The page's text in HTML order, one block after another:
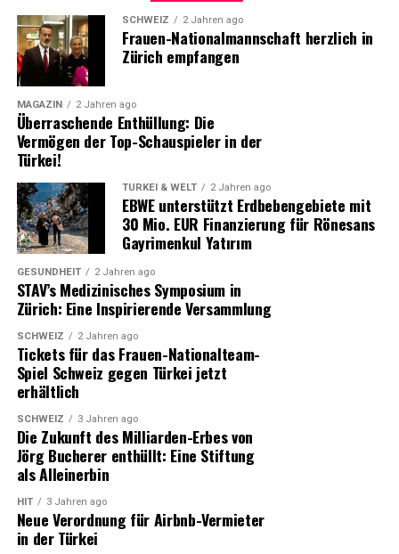
Insgesamt erfüllen Autoversicherungen die
Erwartungen ihrer Kunden gut und erhalten eine
durchschnittliche Zufriedenheitsnote von 5.2 von 6. Die
Mobiliar führt das Ranking an, gefolgt von Simpego,
Smile, Vaudoise, AXA und Baloise.
Die Studie von bonus.ch bietet einen tiefen Einblick in
die aktuellen Trends und Vorlieben der Schweizer
Bevölkerung in Bezug auf Elektroautos und
Autoversicherungen.
SCHWEIZ 2 Jahren ago
Frauen-Nationalmannschaft herzlich in
Zürich empfangen
MAGAZIN 2 Jahren ago
Überraschende Enthüllung: Die
Vermögen der Top-Schauspieler in der
Türkei!
TÜRKEI & WELT 2 Jahren ago
EBWE unterstützt Erdbebengebiete mit
30 Mio. EUR Finanzierung für Rönesans
Gayrimenkul Yatırım
GESUNDHEIT 2 Jahren ago
STAV’s Medizinisches Symposium in
Zürich: Eine Inspirierende Versammlung
SCHWEIZ 2 Jahren ago
Tickets für das Frauen-Nationalteam-
Spiel Schweiz gegen Türkei jetzt
erhältlich
SCHWEIZ 3 Jahren ago
Die Zukunft des Milliarden-Erbes von
Jörg Bucherer enthüllt: Eine Stiftung
als Alleinerbin
HIT 3 Jahren ago
Neue Verordnung für Airbnb-Vermieter
in der Türkei